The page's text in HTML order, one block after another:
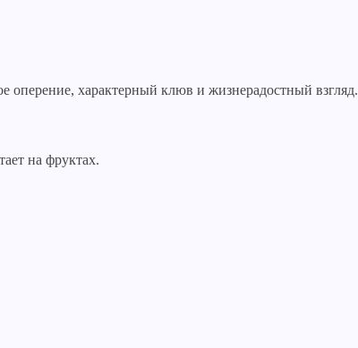
оперение, характерный клюв и жизнерадостный взгляд.
на фруктах.